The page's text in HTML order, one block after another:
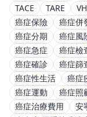
TACE
TARE
癌症保險
癌症併
癌症分期
癌症風
癌症急症
癌症檢
癌症確診
癌症篩
癌症性生活
癌症
癌症運動
癌症照
癌症治療費用
安